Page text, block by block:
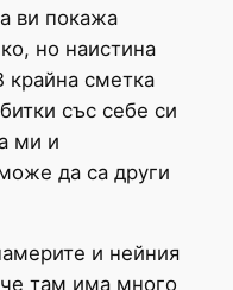
ви покажа
но наистина
крайна сметка
със себе си
ми и
да са други
и нейния
там има много